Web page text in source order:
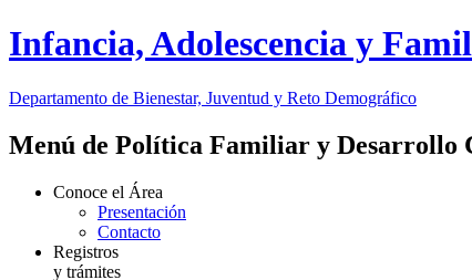
Infancia, Adolescencia y
Departamento de Bienestar, Juventud y Reto Demográfico
Menú de Política Familiar y Desarrollo
Conoce el Área
Presentación
Contacto
Registros
y trámites